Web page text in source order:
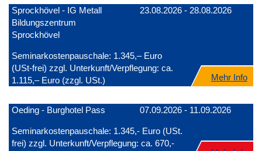
Sprockhövel - IG Metall
Bildungszentrum
Sprockhövel
23.08.2026 - 28.08.2026
Seminarkostenpauschale: 1.345,– Euro
(USt-frei) zzgl. Unterkunft/Verpflegung: ca.
1.115,– Euro (zzgl. USt.)
Mehr Info
Oeding - Burghotel Pass 07.09.2026 - 11.09.2026
Seminarkostenpauschale: 1.345,- Euro (USt.
frei) zzgl. Unterkunft/Verpflegung: ca. 670,-